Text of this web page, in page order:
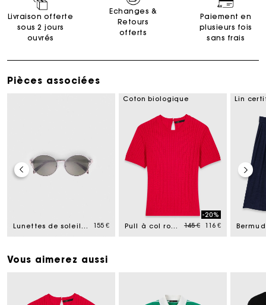
Livraison offerte
sous 2 jours
ouvrés
Echanges &
Retours
offerts
Paiement en
plusieurs fois
sans frais
Pièces associées
from Lunettes de soleil rondes 155 €
Coton biologique
Pull à col rond Price reduced from
145 €to
-20%
116 €
Lin
Vous aimerez aussi